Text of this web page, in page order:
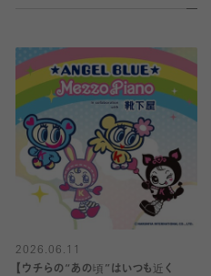
2026.06.11
【ウチらの“あの頃”はいつも近く